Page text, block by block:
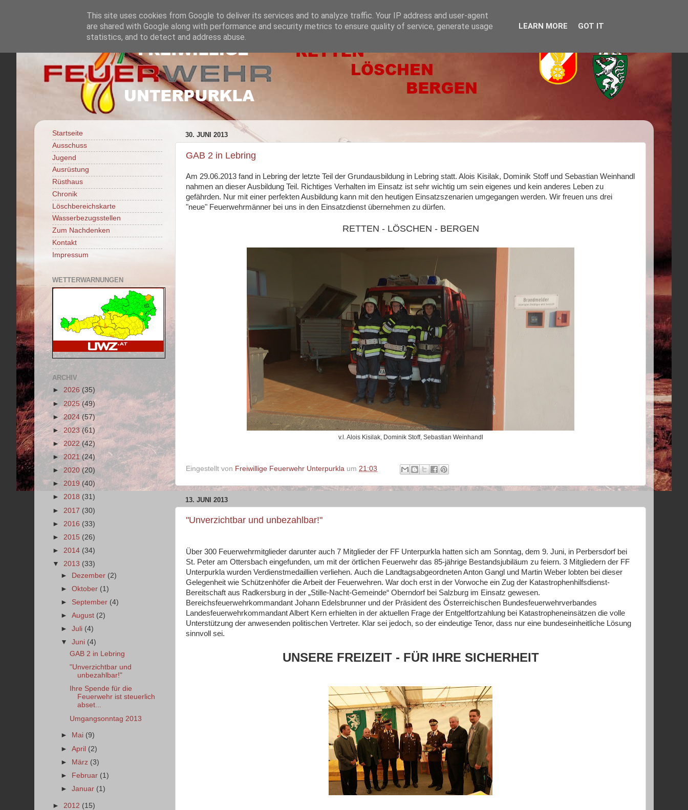
30. JUNI 2013
GAB 2 in Lebring
Am 29.06.2013 fand in Lebring der letzte Teil der Grundausbildung in Lebring statt. Alois Kisilak, Dominik Stoff und Sebastian Weinhandl
nahmen an dieser Ausbildung Teil. Richtiges Verhalten im Einsatz ist sehr wichtig um sein eigenes und kein anderes Leben zu
gefährden. Nur mit einer perfekten Ausbildung kann mit den heutigen Einsatzszenarien umgegangen werden. Wir freuen uns drei
"neue" Feuerwehrmänner bei uns in den Einsatzdienst übernehmen zu dürfen.
RETTEN - LÖSCHEN - BERGEN
v.l. Alois Kisilak, Dominik Stoff, Sebastian Weinhandl
Eingestellt von Freiwillige Feuerwehr Unterpurkla um 21:03
13. JUNI 2013
"Unverzichtbar und unbezahlbar!"
Über 300 Feuerwehrmitglieder darunter auch 7 Mitglieder der FF Unterpurkla hatten sich am Sonntag, dem 9. Juni, in Perbersdorf bei
St. Peter am Ottersbach eingefunden, um mit der örtlichen Feuerwehr das 85-jährige Bestandsjubiläum zu feiern. 3 Mitgliedern der FF
Unterpurkla wurden Verdienstmedaillien verliehen. Auch die Landtagsabgeordneten Anton Gangl und Martin Weber lobten bei dieser
Gelegenheit wie Schützenhöfer die Arbeit der Feuerwehren. War doch erst in der Vorwoche ein Zug der Katastrophenhilfsdienst-
Bereitschaft aus Radkersburg in der „Stille-Nacht-Gemeinde“ Oberndorf bei Salzburg im Einsatz gewesen.
Bereichsfeuerwehrkommandant Johann Edelsbrunner und der Präsident des Österreichischen Bundesfeuerwehrverbandes
Landesfeuerwehrkommandant Albert Kern erhielten in der aktuellen Frage der Entgeltfortzahlung bei Katastropheneinsätzen die volle
Unterstützung der anwesenden politischen Vertreter. Klar sei jedoch, so der eindeutige Tenor, dass nur eine bundeseinheitliche Lösung
sinnvoll sei.
UNSERE FREIZEIT - FÜR IHRE SICHERHEIT
Startseite
Ausschuss
Jugend
Ausrüstung
Rüsthaus
Chronik
Löschbereichskarte
Wasserbezugsstellen
Zum Nachdenken
Kontakt
Impressum
WETTERWARNUNGEN
ARCHIV
► 2026 (35)
► 2025(49)
►2024(57)
► 2023 (61)
► 2022(42)
►2021(24)
► 2020 (20)
► 2019 (40)
► 2018 (31)
► 2017 (30)
► 2016 (33)
► 2015 (26)
► 2014 (34)
▼ 2013 (33)
►
Dezember (2)
►Oktober (1)
► September (4)
►August (2)
►Juli (4)
▼Juni (4)
GAB 2 in Lebring
"Unverzichtbar und
unbezahlbar!"
Ihre Spende für die
Feuerwehr ist steuerlich
abset...
Umgangsonntag 2013
► Mai (9)
►April (2)
► März (3)
►
Februar (1)
►Januar (1)
► 2012 (15)
This site uses cookies from Google to deliver its services and to analyze traffic. Your IP address and user-agent
are shared with Google along with performance and security metrics to ensure quality of service, generate usage
statistics, and to detect and address abuse.
LEARN MORE GOT IT